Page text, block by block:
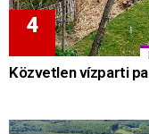
Közvetlen vízparti